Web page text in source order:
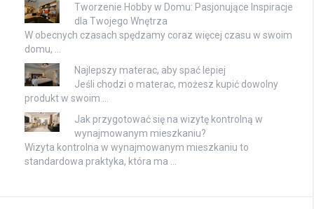
Tworzenie Hobby w Domu: Pasjonujące Inspiracje
dla Twojego Wnętrza
W obecnych czasach spędzamy coraz więcej czasu w swoim
domu, …
Najlepszy materac, aby spać lepiej
Jeśli chodzi o materac, możesz kupić dowolny
produkt w swoim …
Jak przygotować się na wizytę kontrolną w
wynajmowanym mieszkaniu?
Wizyta kontrolna w wynajmowanym mieszkaniu to
standardowa praktyka, która ma …